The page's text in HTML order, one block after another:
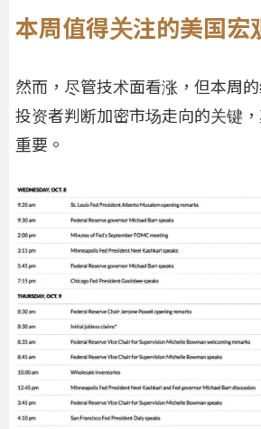
本周值得关注的美国宏
然而，尽管技术面看涨，但本周
投资者判断加密市场走向的关键
重要。